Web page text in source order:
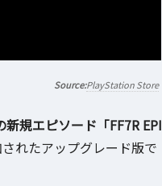
PlayStation Store
新規エピソード「FF7R EPI
れたアップグレード版で